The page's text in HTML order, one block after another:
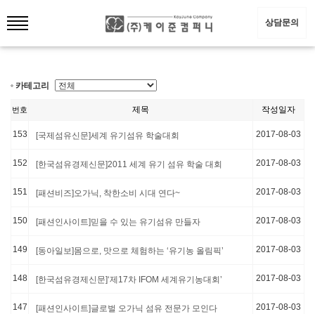
상담문의
카테고리
번호 제목 작성일자
153 [국제섬유신문]세계 유기섬유 학술대회 2017-08-03
152 [한국섬유경제신문]2011 세계 유기 섬유 학술 대회 2017-08-03
151 [패션비즈]오가닉, 착한소비 시대 연다~ 2017-08-03
150 [패션인사이트]믿을 수 있는 유기섬유 만들자 2017-08-03
149 [동아일보]몸으로, 맛으로 체험하는 ‘유기농 올림픽’ 2017-08-03
148 [한국섬유경제신문]‘제17차 IFOM 세계유기농대회’ 2017-08-03
147 [패션인사이트]글로벌 오가닉 섬유 전문가 모인다 2017-08-03